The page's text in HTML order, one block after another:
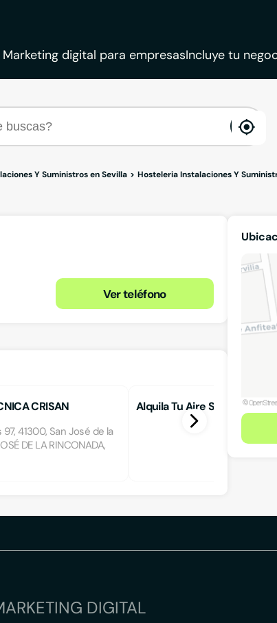
Marketing digital para empresasIncluye tu
Y Suministros en Sevilla Hosteleria Instalaciones Y
Ver teléfono
CRISAN
41300, San José de la
DE LA RINCONADA,
Alquila Tu Aire Sevilla
DIGITAL